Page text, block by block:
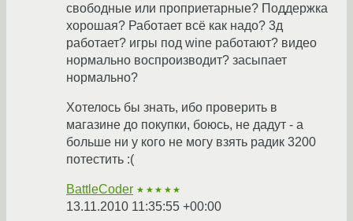
свободные или проприетарные? Поддержка
хорошая? Работает всё как надо? 3д
работает? игры под wine работают? видео
нормально воспроизводит? засыпает
нормально?
Хотелось бы знать, ибо проверить в
магазине до покупки, боюсь, не дадут - а
больше ни у кого не могу взять радик 3200
потестить :(
BattleCoder ★★★★★
13.11.2010 11:35:55 +00:00